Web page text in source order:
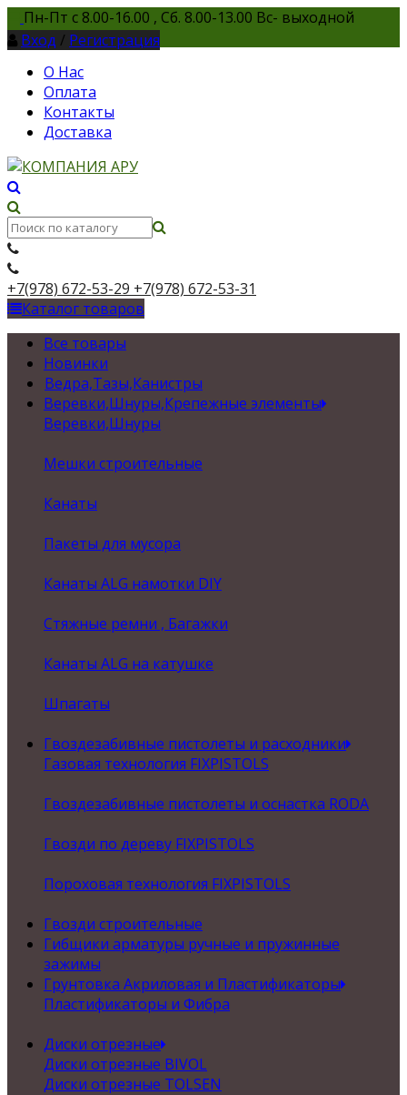
Пн-Пт с 8.00-16.00 , Сб. 8.00-13.00 Вс- выходной
Вход / Регистрация
О Нас
Оплата
Контакты
Доставка
+7(978) 672-53-29 +7(978) 672-53-31
Каталог товаров
Все товары
Новинки
Ведра,Тазы,Канистры
Веревки,Шнуры,Крепежные элементы
Веревки,Шнуры
Мешки строительные
Канаты
Пакеты для мусора
Канаты ALG намотки DIY
Стяжные ремни , Багажки
Канаты ALG на катушке
Шпагаты
Гвоздезабивные пистолеты и расходники
Газовая технология FIXPISTOLS
Гвоздезабивные пистолеты и оснастка RODA
Гвозди по дереву FIXPISTOLS
Пороховая технология FIXPISTOLS
Гвозди строительные
Гибщики арматуры ручные и пружинные
зажимы
Грунтовка Акриловая и Пластификаторы
Пластификаторы и Фибра
Диски отрезные
Диски отрезные BIVOL
Диски отрезные TOLSEN